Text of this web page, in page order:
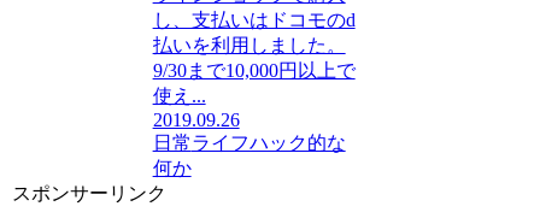
し、支払いはドコモのd
払いを利用しました。
9/30まで10,000円以上で
使え...
2019.09.26
日常ライフハック的な
何か
スポンサーリンク